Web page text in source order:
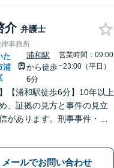
介 弁護士
事務所
た
浦
浦和駅
から徒歩
6分
営業時間：09:00
~23:00（平日）
】【浦和駅徒歩6分】10年以上
、証拠の見方と事件の見立
があります。刑事事件・離
。
メールでお問い合わせ